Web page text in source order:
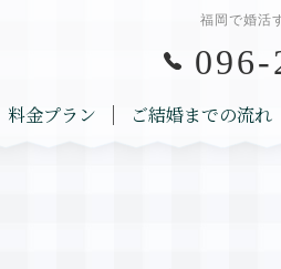
福岡で婚活
096-
料金プラン ご結婚までの流れ